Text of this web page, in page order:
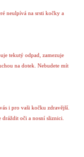
neulpívá na srsti kočky a
tekutý odpad, zamezuje
na dotek. Nebudete mít
i pro vaši kočku zdravější.
oči a nosní sliznici.